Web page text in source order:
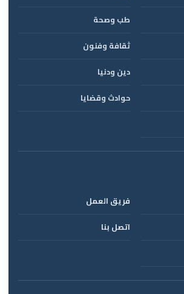
طب وصحة
ثقافة وفنون
دين ودنيا
حوادث وقضايا
فريق العمل
اتصل بنا